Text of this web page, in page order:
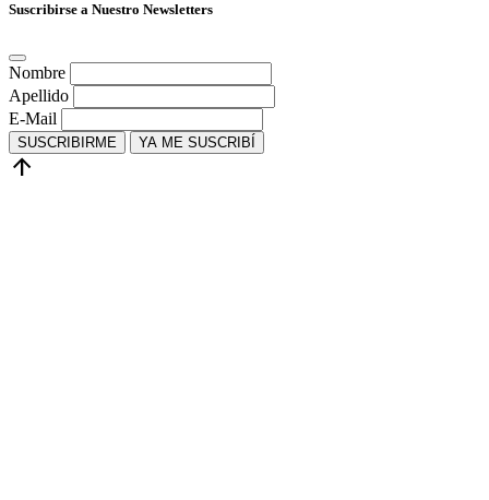
Suscribirse a Nuestro Newsletters
Nombre
Apellido
E-Mail
SUSCRIBIRME YA ME SUSCRIBÍ
arrow_upward